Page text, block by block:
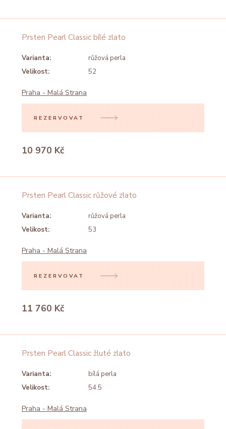
Prsten Pearl Classic bílé zlato
Varianta:
růžová perla
Velikost:
52
Praha - Malá Strana
REZERVOVAT
10 970 Kč
Prsten Pearl Classic růžové zlato
Varianta:
růžová perla
Velikost:
53
Praha - Malá Strana
REZERVOVAT
11 760 Kč
Prsten Pearl Classic žluté zlato
Varianta:
bílá perla
Velikost:
54.5
Praha - Malá Strana